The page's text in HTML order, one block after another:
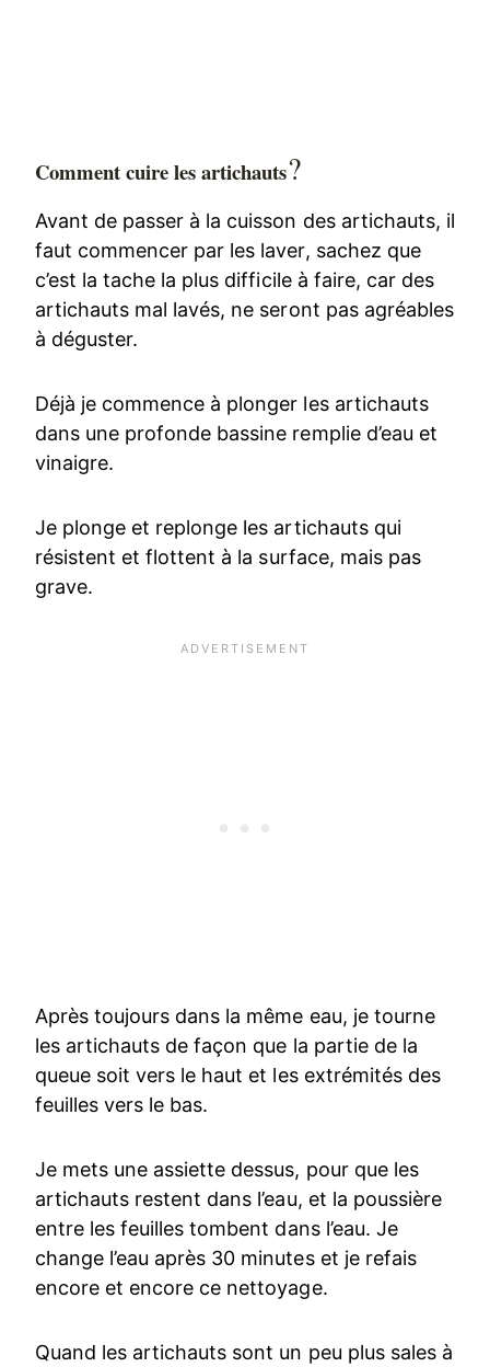
Comment cuire les artichauts?
Avant de passer à la cuisson des artichauts, il
faut commencer par les laver, sachez que
c’est la tache la plus difficile à faire, car des
artichauts mal lavés, ne seront pas agréables
à déguster.
Déjà je commence à plonger les artichauts
dans une profonde bassine remplie d’eau et
vinaigre.
Je plonge et replonge les artichauts qui
résistent et flottent à la surface, mais pas
grave.
Après toujours dans la même eau, je tourne
les artichauts de façon que la partie de la
queue soit vers le haut et les extrémités des
feuilles vers le bas.
Je mets une assiette dessus, pour que les
artichauts restent dans l’eau, et la poussière
entre les feuilles tombent dans l’eau. Je
change l’eau après 30 minutes et je refais
encore et encore ce nettoyage.
Quand les artichauts sont un peu plus sales à